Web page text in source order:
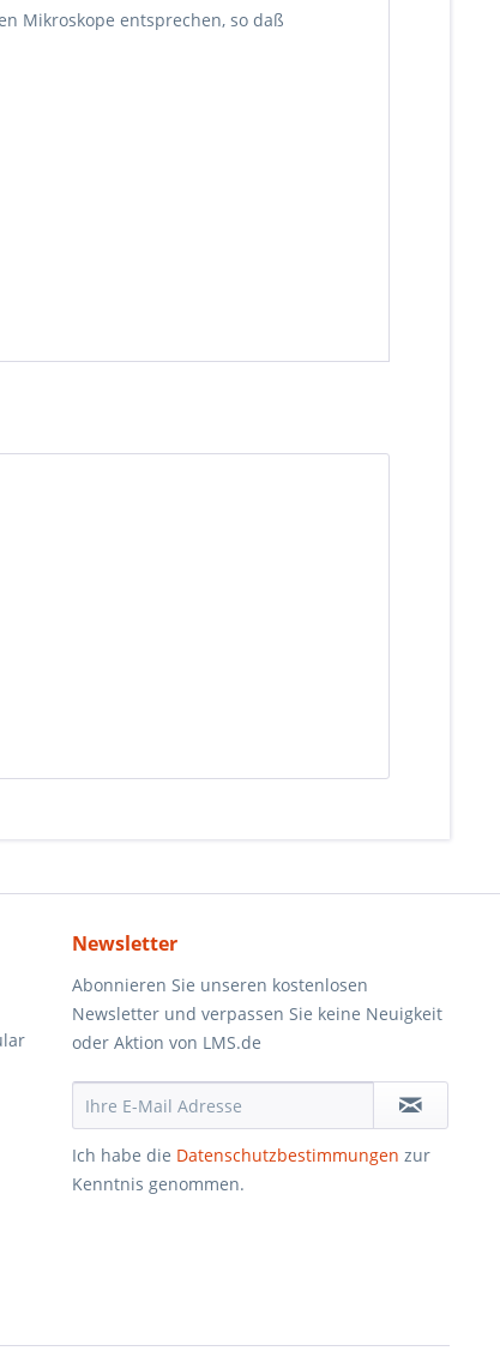
Mikroskope entsprechen, so daß
Newsletter
Abonnieren Sie unseren kostenlosen
Newsletter und verpassen Sie keine Neuigkeit
oder Aktion von LMS.de
Ich habe die Datenschutzbestimmungen zur
Kenntnis genommen.